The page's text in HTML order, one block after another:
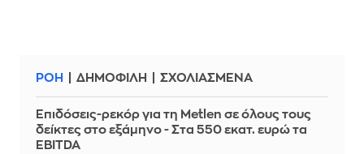
ΡΟΗ ΔΗΜΟΦΙΛΗ ΣΧΟΛΙΑΣΜΕΝΑ
Επιδόσεις-ρεκόρ για τη Metlen σε όλους τους
δείκτες στο εξάμηνο - Στα 550 εκατ. ευρώ τα
EBITDA